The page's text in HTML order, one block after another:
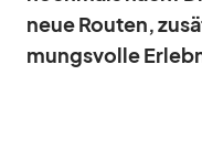
neue Rou­ten,
mungs­volle